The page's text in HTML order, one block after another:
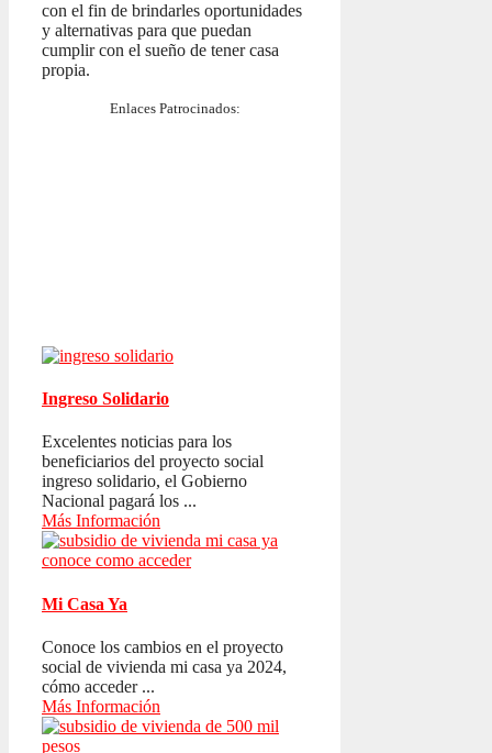
con el fin de brindarles oportunidades
y alternativas para que puedan
cumplir con el sueño de tener casa
propia.
Enlaces Patrocinados:
Ingreso Solidario
Excelentes noticias para los
beneficiarios del proyecto social
ingreso solidario, el Gobierno
Nacional pagará los ...
Más Información
Mi Casa Ya
Conoce los cambios en el proyecto
social de vivienda mi casa ya 2024,
cómo acceder ...
Más Información